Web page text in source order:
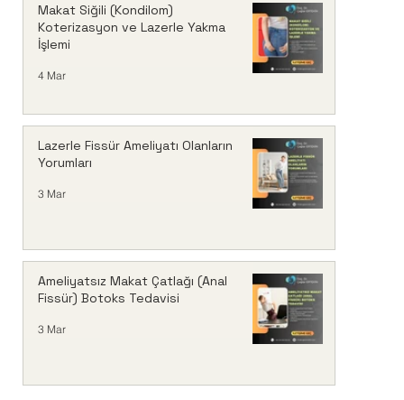
Makat Siğili (Kondilom)
Koterizasyon ve Lazerle Yakma
İşlemi
4 Mar
Lazerle Fissür Ameliyatı Olanların
Yorumları
3 Mar
Ameliyatsız Makat Çatlağı (Anal
Fissür) Botoks Tedavisi
3 Mar